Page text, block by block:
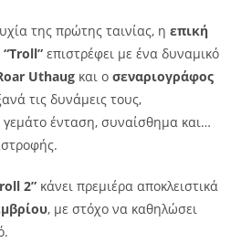
της πρώτης ταινίας, ηεπική
επιστρέφει με ένα δυναμικό
Uthaug και οσεναριογράφος
τις δυνάμεις τους,
ένταση, συναίσθημα και…
2” κάνει πρεμιέρα αποκλειστικά
, με στόχο να καθηλώσει